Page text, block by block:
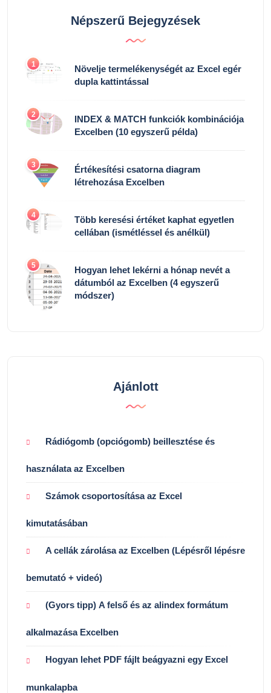
Népszerű Bejegyzések
1
Növelje termelékenységét az Excel egér
dupla kattintással
2
INDEX & MATCH funkciók kombinációja
Excelben (10 egyszerű példa)
3
Értékesítési csatorna diagram
létrehozása Excelben
4
Több keresési értéket kaphat egyetlen
cellában (ismétléssel és anélkül)
5
Hogyan lehet lekérni a hónap nevét a
dátumból az Excelben (4 egyszerű
módszer)
Ajánlott
Rádiógomb (opciógomb) beillesztése és
használata az Excelben
Számok csoportosítása az Excel
kimutatásában
A cellák zárolása az Excelben (Lépésről lépésre
bemutató + videó)
(Gyors tipp) A felső és az alindex formátum
alkalmazása Excelben
Hogyan lehet PDF fájlt beágyazni egy Excel
munkalapba